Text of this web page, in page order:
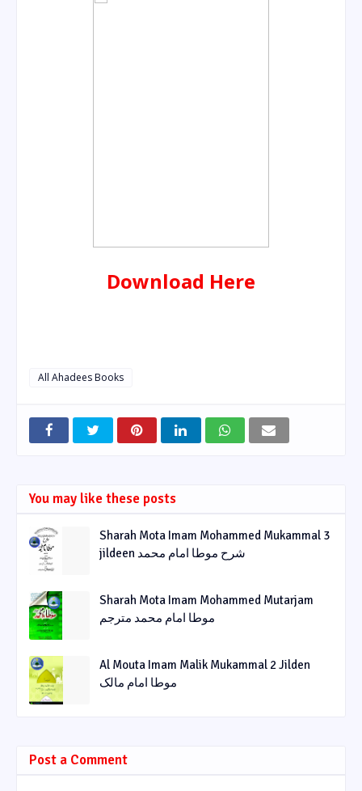
Download Here
All Ahadees Books
You may like these posts
Sharah Mota Imam Mohammed Mukammal 3
jildeen شرح موطا امام محمد
Sharah Mota Imam Mohammed Mutarjam
موطا امام محمد مترجم
Al Mouta Imam Malik Mukammal 2 Jilden
موطا امام مالک
Post a Comment